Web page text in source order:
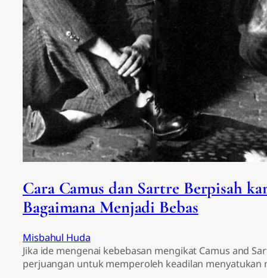
Cara Camus dan Sartre Berpisah
Bagaimana Menjadi Bebas
Misbahul Huda
Jika ide mengenai kebebasan mengikat Camus and
perjuangan untuk memperoleh keadilan menyatukan